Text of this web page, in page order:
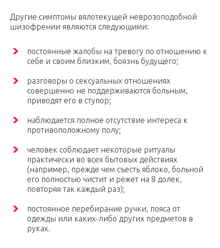
Другие симптомы вялотекущей неврозоподобной
шизофрении являются следующими:
постоянные жалобы на тревогу по отношению к
себе и своим близким, боязнь будущего;
разговоры о сексуальных отношениях
совершенно не поддерживаются больным,
приводят его в ступор;
наблюдается полное отсутствие интереса к
противоположному полу;
человек соблюдает некоторые ритуалы
практически во всех бытовых действиях
(например, прежде чем съесть яблоко, больной
его полностью чистит и режет на 8 долек,
повторяя так каждый раз);
постоянное перебирание ручки, пояса от
одежды или каких-либо других предметов в
руках.